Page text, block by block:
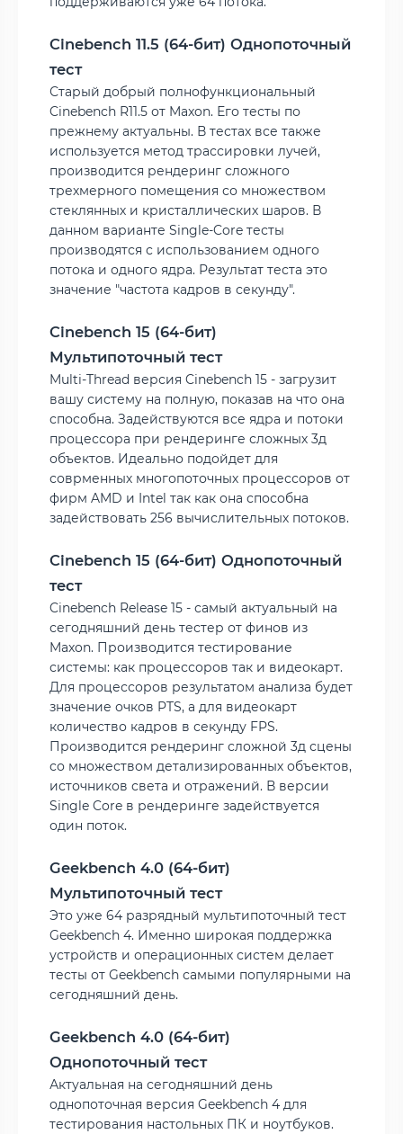
Cinebench 11.5 (64-бит) Однопоточный
тест
Старый добрый полнофункциональный
Cinebench R11.5 от Maxon. Его тесты по
прежнему актуальны. В тестах все также
используется метод трассировки лучей,
производится рендеринг сложного
трехмерного помещения со множеством
стеклянных и кристаллических шаров. В
данном варианте Single-Core тесты
производятся с использованием одного
потока и одного ядра. Результат теста это
значение "частота кадров в секунду".
Cinebench 15 (64-бит)
Мультипоточный тест
Multi-Thread версия Cinebench 15 - загрузит
вашу систему на полную, показав на что она
способна. Задействуются все ядра и потоки
процессора при рендеринге сложных 3д
объектов. Идеально подойдет для
соврменных многопоточных процессоров от
фирм AMD и Intel так как она способна
задействовать 256 вычислительных потоков.
Cinebench 15 (64-бит) Однопоточный
тест
Cinebench Release 15 - самый актуальный на
сегодняшний день тестер от финов из
Maxon. Производится тестирование
системы: как процессоров так и видеокарт.
Для процессоров результатом анализа будет
значение очков PTS, а для видеокарт
количество кадров в секунду FPS.
Производится рендеринг сложной 3д сцены
со множеством детализированных объектов,
источников света и отражений. В версии
Single Core в рендеринге задействуется
один поток.
Geekbench 4.0 (64-бит)
Мультипоточный тест
Это уже 64 разрядный мультипоточный тест
Geekbench 4. Именно широкая поддержка
устройств и операционных систем делает
тесты от Geekbench самыми популярными на
сегодняшний день.
Geekbench 4.0 (64-бит)
Однопоточный тест
Актуальная на сегодняшний день
однопоточная версия Geekbench 4 для
тестирования настольных ПК и ноутбуков.